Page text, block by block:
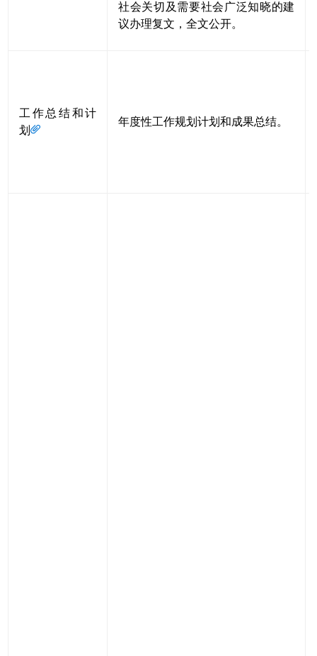
社会关切及需要社会广泛知晓的建
议办理复文，全文公开。
工作总结和计
划
年度性工作规划计划和成果总结。